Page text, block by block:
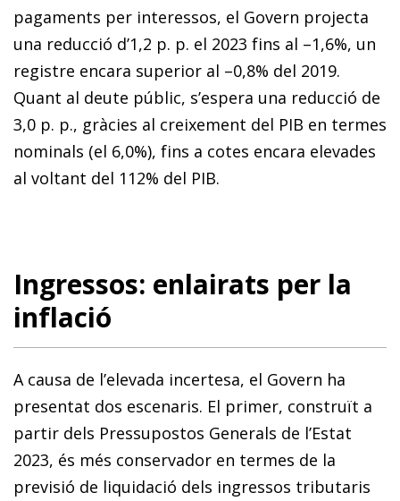
pagaments per interessos, el Govern projecta
una reducció d’1,2 p. p. el 2023 fins al –1,6%, un
registre encara superior al –0,8% del 2019.
Quant al deute públic, s’espera una reducció de
3,0 p. p., gràcies al creixement del PIB en termes
nominals (el 6,0%), fins a cotes encara elevades
al voltant del 112% del PIB.
Ingressos: enlairats per la
inflació
A causa de l’elevada incertesa, el Govern ha
presentat dos escenaris. El primer, construït a
partir dels Pressupostos Generals de l’Estat
2023, és més conservador en termes de la
previsió de liquidació dels ingressos tributaris